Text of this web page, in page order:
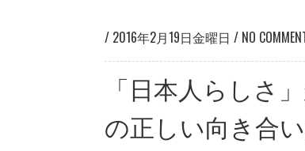
/ 2016年2月19日金曜日 / NO
「日本人らしさ
の正しい向き合